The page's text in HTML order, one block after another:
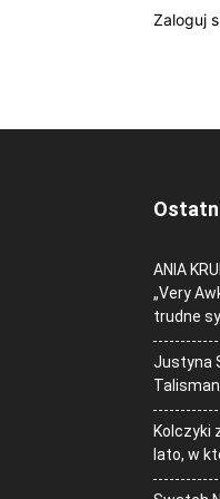
Zaloguj
ANIA
„Very
trudne
Justyna
Talisman
Kolczyki
lato, w